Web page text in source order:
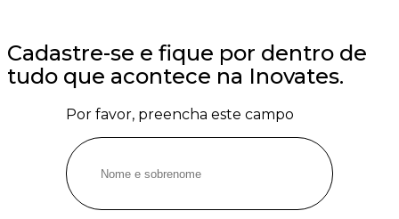
Cadastre-se e fique por dentro de
tudo que acontece na Inovates.
Por favor, preencha este campo